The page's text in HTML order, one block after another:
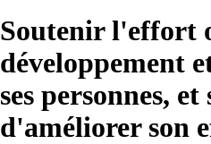
Soutenir l'effort
développement
ses personnes,
d'améliorer son